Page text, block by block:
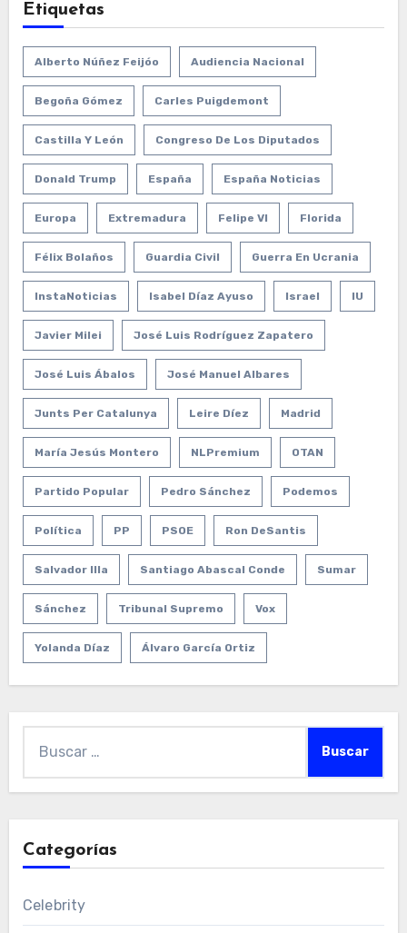
Etiquetas
Alberto Núñez Feijóo Audiencia Nacional
Begoña Gómez Carles Puigdemont
Castilla Y León Congreso De Los Diputados
Donald Trump España España Noticias
Europa Extremadura Felipe VI Florida
Félix Bolaños Guardia Civil Guerra En Ucrania
InstaNoticias Isabel Díaz Ayuso Israel IU
Javier Milei José Luis Rodríguez Zapatero
José Luis Ábalos José Manuel Albares
Junts Per Catalunya Leire Díez Madrid
María Jesús Montero NLPremium OTAN
Partido Popular Pedro Sánchez Podemos
Política PP PSOE Ron DeSantis
Salvador Illa Santiago Abascal Conde Sumar
Sánchez Tribunal Supremo Vox
Yolanda Díaz Álvaro García Ortiz
Categorías
Celebrity